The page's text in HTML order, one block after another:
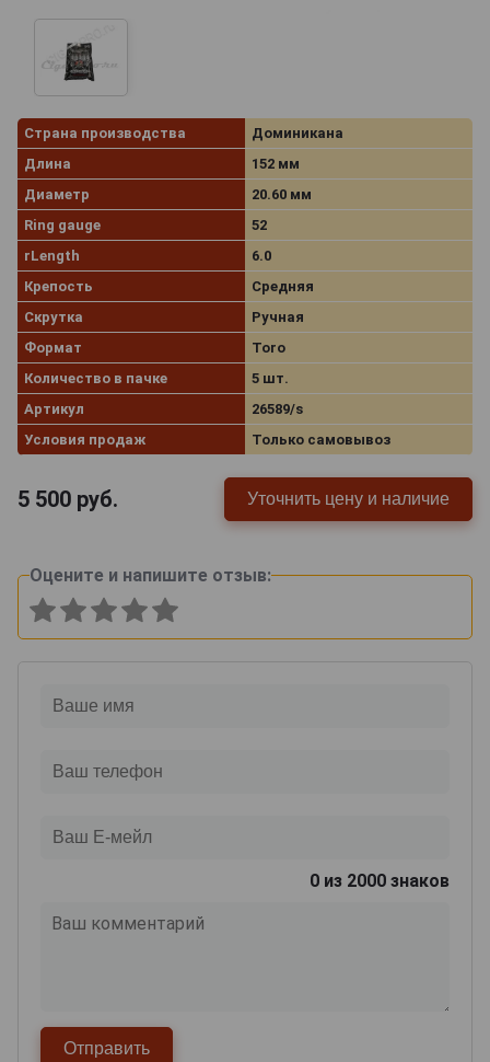
Страна производства
Доминикана
Длина
152 мм
Диаметр
20.60 мм
Ring gauge
52
rLength
6.0
Крепость
Средняя
Скрутка
Ручная
Формат
Toro
Количество в пачке
5 шт.
Артикул
26589/s
Условия продаж
Только самовывоз
5 500 руб. Уточнить цену и наличие
Оцените и напишите отзыв:
0 из 2000 знаков